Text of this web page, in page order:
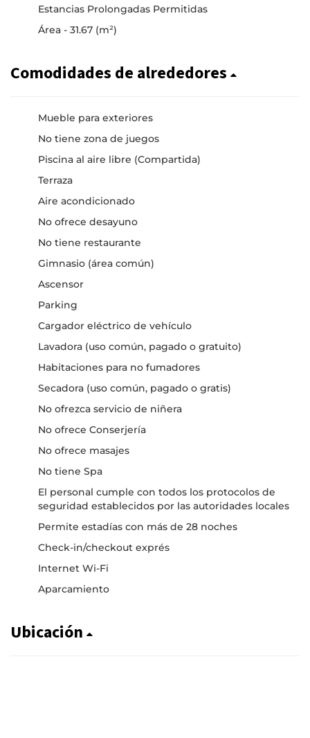
Estancias Prolongadas Permitidas
Área - 31.67 (m²)
Comodidades de alrededores
Mueble para exteriores
No tiene zona de juegos
Piscina al aire libre (Compartida)
Terraza
Aire acondicionado
No ofrece desayuno
No tiene restaurante
Gimnasio (área común)
Ascensor
Parking
Cargador eléctrico de vehículo
Lavadora (uso común, pagado o gratuito)
Habitaciones para no fumadores
Secadora (uso común, pagado o gratis)
No ofrezca servicio de niñera
No ofrece Conserjería
No ofrece masajes
No tiene Spa
El personal cumple con todos los protocolos de
seguridad establecidos por las autoridades locales
Permite estadías con más de 28 noches
Check-in/checkout exprés
Internet Wi-Fi
Aparcamiento
Ubicación